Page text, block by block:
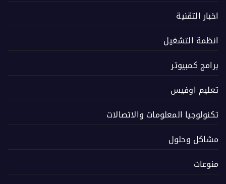
اخبار التقنية
انظمة التشغيل
برامج كمبيوتر
تعليم اوفيس
تكنولوجيا المعلومات والاتصالات
مشاكل وحلول
منوعات